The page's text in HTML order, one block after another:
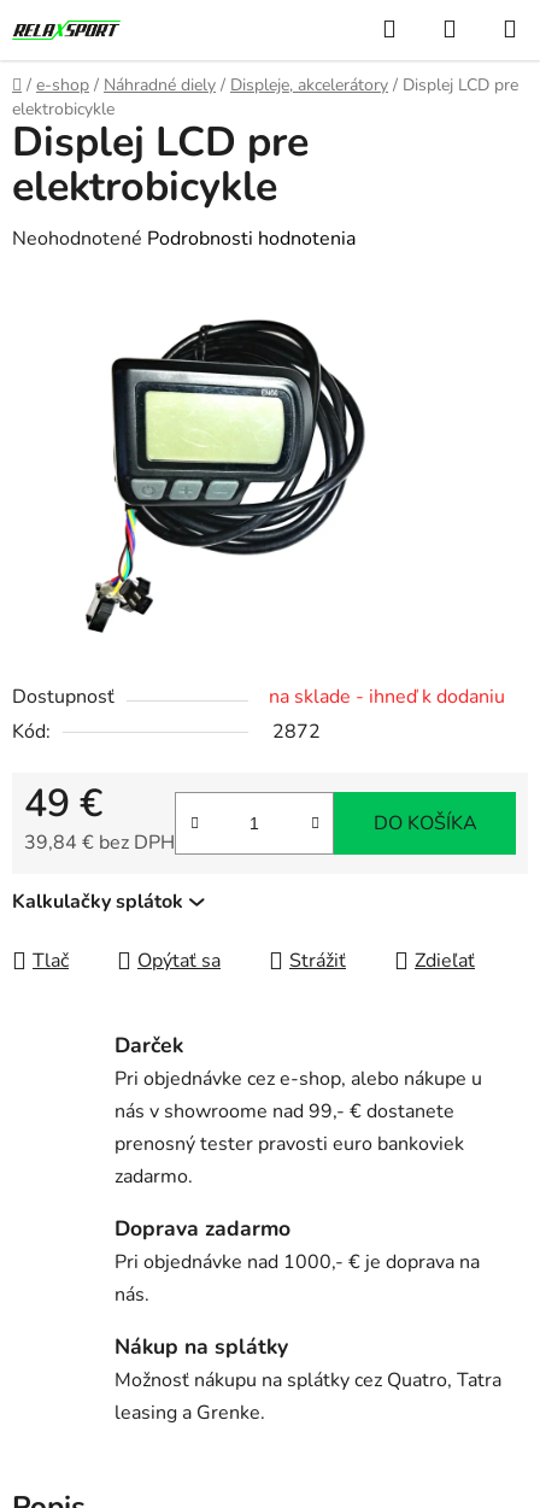
na
obsah
Hľadať
KOŠÍK
Domov
/ e-shop / Náhradné diely / Displeje, akcelerátory / Displej LCD pre
elektrobicykle
Dostupnosť
na sklade - ihneď k dodaniu
Kód:
2872
49 €
39,84 € bez DPH
DO KOŠÍKA
Kalkulačky splátok
Tlač Opýtať sa Strážiť Zdieľať
Displej LCD pre
elektrobicykle
Priemerné
Neohodnotené Podrobnosti hodnotenia
Darček
Pri objednávke cez e-shop, alebo nákupe u
nás v showroome nad 99,- € dostanete
prenosný tester pravosti euro bankoviek
zadarmo.
Doprava zadarmo
Pri objednávke nad 1000,- € je doprava na
nás.
Nákup na splátky
Možnosť nákupu na splátky cez Quatro, Tatra
leasing a Grenke.